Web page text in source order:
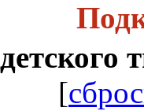
[